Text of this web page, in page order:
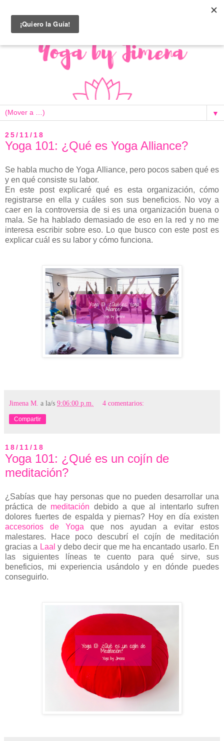
▼
25/11/18
Yoga 101: ¿Qué es Yoga Alliance?
Se habla mucho de Yoga Alliance, pero pocos saben qué es
y en qué consiste su labor.
En este post explicaré qué es esta organización, cómo
registrarse en ella y cuáles son sus beneficios. No voy a
caer en la controversia de si es una organización buena o
mala. Se ha hablado demasiado de eso en la red y no me
interesa escribir sobre eso. Lo que busco con este post es
explicar cuál es su labor y cómo funciona.
Jimena M. a la/s 9:06:00 p.m. 4 comentarios:
Compartir
18/11/18
Yoga 101: ¿Qué es un cojín de
meditación?
¿Sabías que hay personas que no pueden desarrollar una
práctica de meditación debido a que al intentarlo sufren
dolores fuertes de espalda y piernas? Hoy en día existen
accesorios de Yoga que nos ayudan a evitar estos
malestares. Hace poco descubrí el cojín de meditación
gracias a Laal y debo decir que me ha encantado usarlo. En
las siguientes líneas te cuento para qué sirve, sus
beneficios, mi experiencia usándolo y en dónde puedes
conseguirlo.